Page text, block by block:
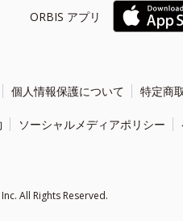
ORBIS アプリ
個人情報保護について 特定商
ソーシャルメディアポリシー
Inc. All Rights Reserved.